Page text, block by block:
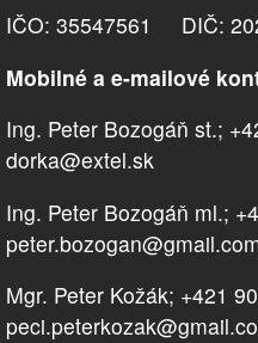
IČO: 35547561 DIČ:
Mobilné a e-mailové
Ing. Peter Bozogáň st.;
dorka@extel.sk
Ing. Peter Bozogáň ml.;
Mgr. Peter Kožák; +421